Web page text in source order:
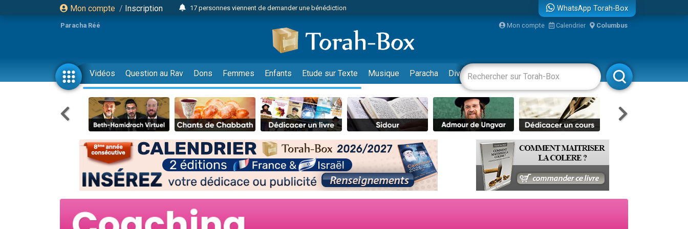
Mon compte / Inscription
17 personnes viennent de demander une bénédiction
Il reste 49 places pour étudier en groupe sur Zoom
23 personnes viennent de faire un don pour Diane, 80 ans, dans un appartement insalubre
Eva vient de donner son Maasser
4 personnes viennent de nous rejoindre sur WhatsApp
3 personnes viennent de nous rejoindre sur WhatsApp
3 personnes viennent de faire un don pour 5 jours de vacances aux Orphelins
Odaya vient de donner son Maasser
13 personnes viennent de demander une bénédiction
2 personnes viennent de nous rejoindre sur WhatsApp
30 personnes viennent de faire un don pour Sauvez la jambe de Yohan
12 nouvelles musiques dans Torah-Box Music
3 personnes viennent de nous rejoindre sur WhatsApp
WhatsApp Torah-Box
Paracha Réé Mon compte Calendrier Columbus
Vidéos Question au Rav Dons Femmes Enfants Etude sur Texte Musique Paracha Divertissements Livres Rabbanim